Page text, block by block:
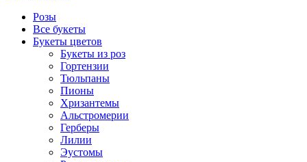
Розы
Все букеты
Букеты цветов
Букеты из роз
Гортензии
Тюльпаны
Пионы
Хризантемы
Альстромерии
Герберы
Лилии
Эустомы